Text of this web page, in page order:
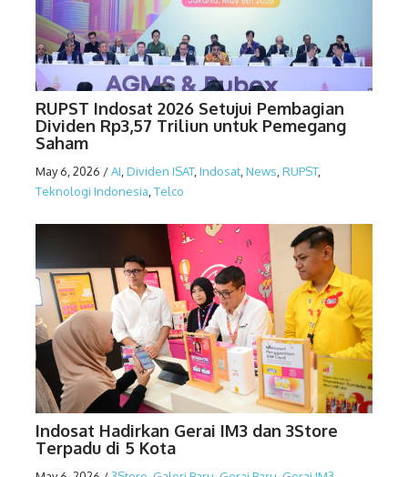
RUPST Indosat 2026 Setujui Pembagian
Dividen Rp3,57 Triliun untuk Pemegang
Saham
May 6, 2026 /AI Dividen ISAT, Indosat News RUPST,
Teknologi Indonesia Telco
Indosat Hadirkan Gerai IM3 dan 3Store
Terpadu di 5 Kota